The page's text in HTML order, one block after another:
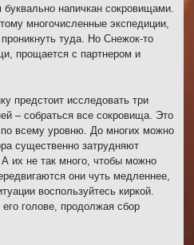
напичкан сокровищами.
многочисленные экспедиции,
туда. Но Снежок-то
прощается с партнером и
предстоит исследовать три
– собраться все сокровища. Это
всему уровню. До многих можно
существенно затрудняют
их не так много, чтобы можно
они чуть медленнее,
воспользуйтесь киркой.
голове, продолжая сбор